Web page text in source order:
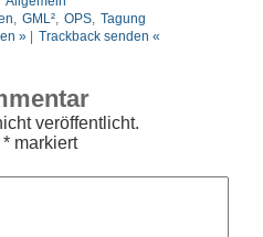
GML², OPS, Tagung
» | Trackback senden «
veröffentlicht.
*markiert